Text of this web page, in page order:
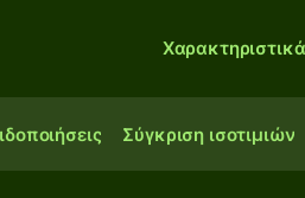
Χαρακτηριστικά
Σύγκριση ισοτιμιών